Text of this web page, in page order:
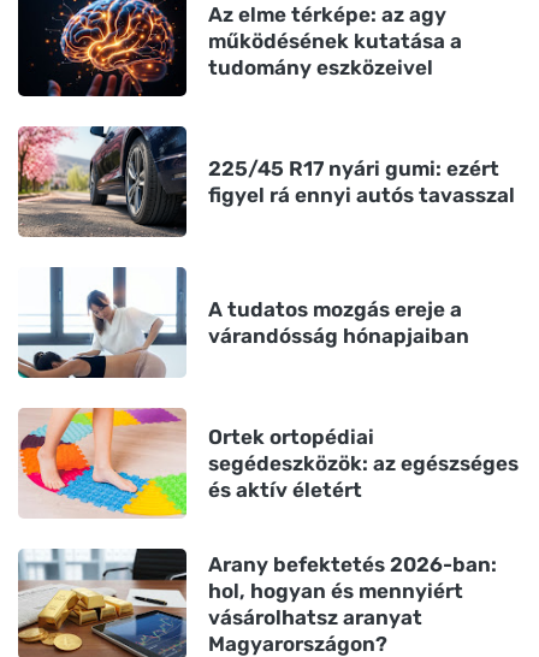
Az elme térképe: az agy
működésének kutatása a
tudomány eszközeivel
225/45 R17 nyári gumi: ezért
figyel rá ennyi autós tavasszal
A tudatos mozgás ereje a
várandósság hónapjaiban
Ortek ortopédiai
segédeszközök: az egészséges
és aktív életért
Arany befektetés 2026-ban:
hol, hogyan és mennyiért
vásárolhatsz aranyat
Magyarországon?